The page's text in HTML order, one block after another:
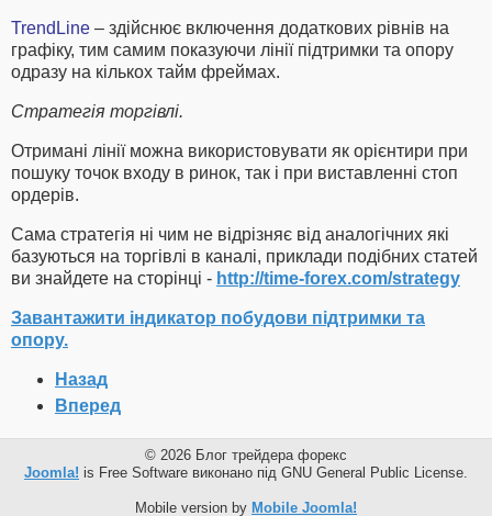
TrendLine – здійснює включення додаткових рівнів на
графіку, тим самим показуючи лінії підтримки та опору
одразу на кількох тайм фреймах.
Стратегія торгівлі.
Отримані лінії можна використовувати як орієнтири при
пошуку точок входу в ринок, так і при виставленні стоп
ордерів.
Сама стратегія ні чим не відрізняє від аналогічних які
базуються на торгівлі в каналі, приклади подібних статей
ви знайдете на сторінці - http://time-forex.com/strategy
Завантажити індикатор побудови підтримки та
опору.
Назад
Вперед
© 2026 Блог трейдера форекс
Joomla! is Free Software виконано під GNU General Public License.
Mobile version by Mobile Joomla!